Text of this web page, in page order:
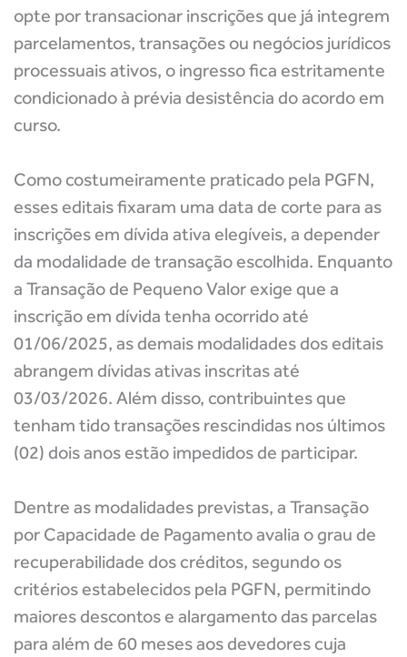
opte por transacionar inscrições que já integrem
parcelamentos, transações ou negócios jurídicos
processuais ativos, o ingresso fica estritamente
condicionado à prévia desistência do acordo em
curso.
Como costumeiramente praticado pela PGFN,
esses editais fixaram uma data de corte para as
inscrições em dívida ativa elegíveis, a depender
da modalidade de transação escolhida. Enquanto
a Transação de Pequeno Valor exige que a
inscrição em dívida tenha ocorrido até
01/06/2025, as demais modalidades dos editais
abrangem dívidas ativas inscritas até
03/03/2026. Além disso, contribuintes que
tenham tido transações rescindidas nos últimos
(02) dois anos estão impedidos de participar.
Dentre as modalidades previstas, a Transação
por Capacidade de Pagamentoavalia o grau de
recuperabilidade dos créditos, segundo os
critérios estabelecidos pela PGFN, permitindo
maiores descontos e alargamento das parcelas
para além de 60 meses aos devedores cuja